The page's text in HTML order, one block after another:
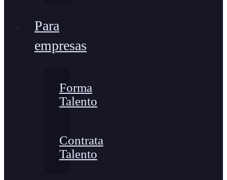
Para
empresas
Forma
Talento
Contrata
Talento